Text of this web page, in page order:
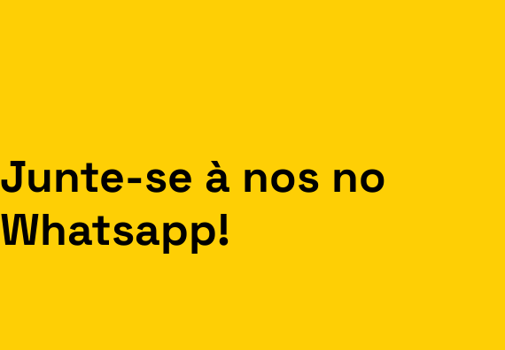
Junte-se à nos no
Whatsapp!